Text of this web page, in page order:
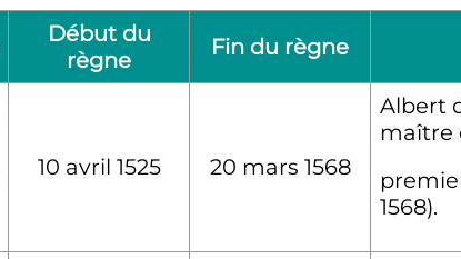
Début du
règne
Fin du règne
10 avril 1525 20 mars 1568
Albert
maître
1568).